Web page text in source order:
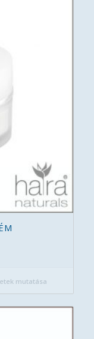
mutatása